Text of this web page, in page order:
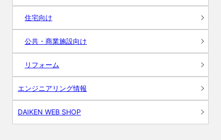
住宅向け
公共・商業施設向け
リフォーム
エンジニアリング情報
DAIKEN WEB SHOP